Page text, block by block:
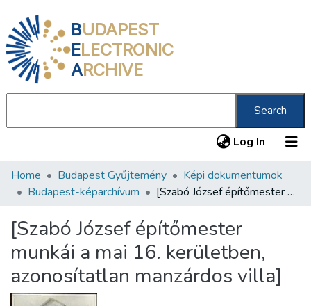
BUDAPEST
ELECTRONIC
ARCHIVE
Search
Log In (current)
Communities & Collections
Statistics
About us
Home Budapest Gyűjtemény
Képi dokumentumok
Budapest-képarchívum
[Szabó József építőmester munkái a mai 16. kerületben, azonosítatlan manzárdos villa]
[Szabó József építőmester
munkái a mai 16. kerületben,
azonosítatlan manzárdos villa]